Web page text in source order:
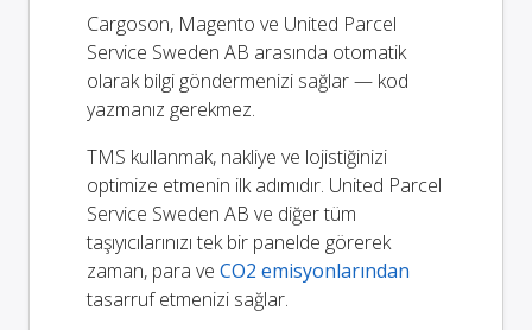
Cargoson, Magento ve United Parcel
Service Sweden AB arasında otomatik
olarak bilgi göndermenizi sağlar — kod
yazmanız gerekmez.
TMS kullanmak, nakliye ve lojistiğinizi
optimize etmenin ilk adımıdır. United Parcel
Service Sweden AB ve diğer tüm
taşıyıcılarınızı tek bir panelde görerek
zaman, para ve CO2 emisyonlarından
tasarruf etmenizi sağlar.